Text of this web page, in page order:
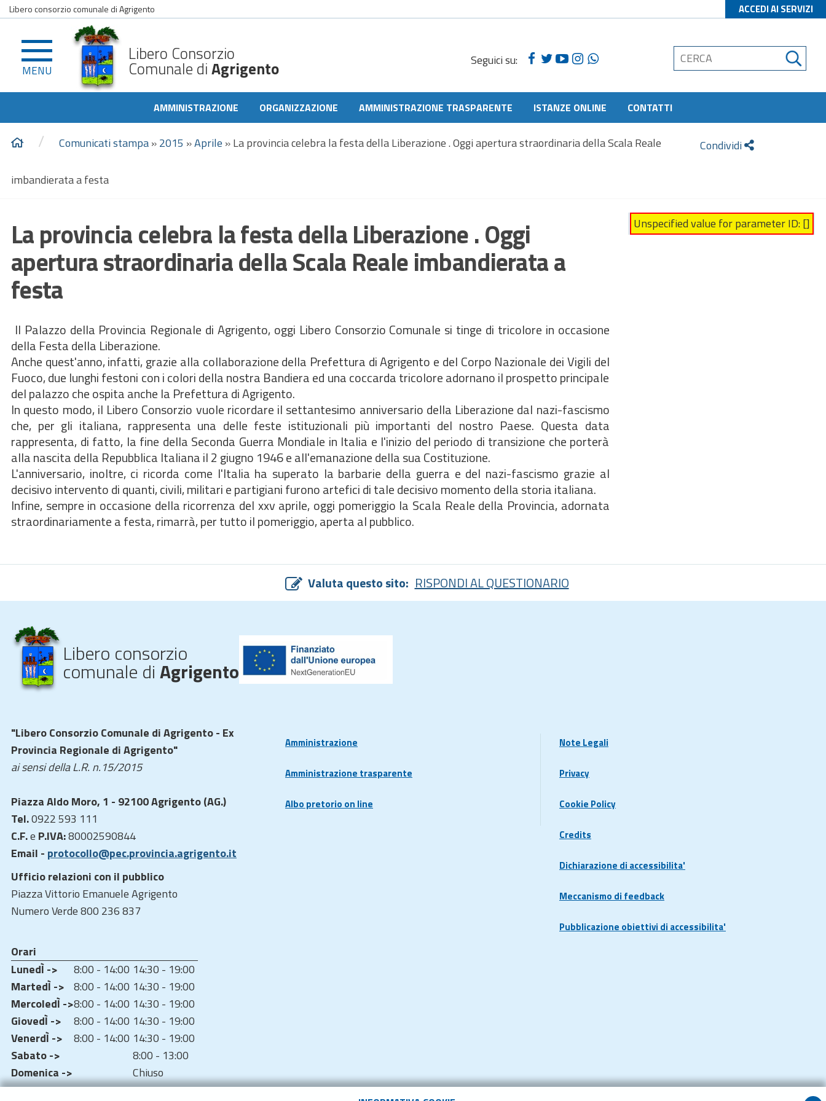
Libero consorzio comunale di Agrigento ACCEDI AI SERVIZI
MENU
Libero Consorzio
Comunale diAgrigento Seguici su:
AMMINISTRAZIONE ORGANIZZAZIONE AMMINISTRAZIONE TRASPARENTE ISTANZE ONLINE CONTATTI
/ Comunicati stampa»2015 »Aprile »La provincia celebra la festa della Liberazione . Oggi apertura straordinaria della Scala Reale
imbandierata a festa
Condividi
La provincia celebra la festa della Liberazione . Oggi
apertura straordinaria della Scala Reale imbandierata a
festa
Il Palazzo della Provincia Regionale di Agrigento, oggi Libero Consorzio Comunale si tinge di tricolore in occasione
della Festa della Liberazione.
Anche quest'anno, infatti, grazie alla collaborazione della Prefettura di Agrigento e del Corpo Nazionale dei Vigili del
Fuoco, due lunghi festoni con i colori della nostra Bandiera ed una coccarda tricolore adornano il prospetto principale
del palazzo che ospita anche la Prefettura di Agrigento.
In questo modo, il Libero Consorzio vuole ricordare il settantesimo anniversario della Liberazione dal nazi-fascismo
che, per gli italiana, rappresenta una delle feste istituzionali più importanti del nostro Paese. Questa data
rappresenta, di fatto, la fine della Seconda Guerra Mondiale in Italia e l'inizio del periodo di transizione che porterà
alla nascita della Repubblica Italiana il 2 giugno 1946 e all'emanazione della sua Costituzione.
L'anniversario, inoltre, ci ricorda come l'Italia ha superato la barbarie della guerra e del nazi-fascismo grazie al
decisivo intervento di quanti, civili, militari e partigiani furono artefici di tale decisivo momento della storia italiana.
Infine, sempre in occasione della ricorrenza del xxv aprile, oggi pomeriggio la Scala Reale della Provincia, adornata
straordinariamente a festa, rimarrà, per tutto il pomeriggio, aperta al pubblico.
Unspecified value for parameter ID: []
Valuta questo sito: RISPONDI AL QUESTIONARIO
Libero consorzio
comunale diAgrigento
"Libero Consorzio Comunale di Agrigento - Ex
Provincia Regionale di Agrigento"
ai sensi della L.R. n.15/2015
Piazza Aldo Moro, 1 - 92100 Agrigento (AG.)
Tel.0922 593 111
C.F.e P.IVA:80002590844
Email - protocollo@pec.provincia.agrigento.it
Ufficio relazioni con il pubblico
Piazza Vittorio Emanuele Agrigento
Numero Verde 800 236 837
Orari
LunedÌ ->
8:00 - 14:00 14:30 - 19:00
MartedÌ -> 8:00 - 14:00 14:30 - 19:00
MercoledÌ ->8:00 - 14:00 14:30 - 19:00
GiovedÌ ->
8:00 - 14:00 14:30 - 19:00
VenerdÌ ->
8:00 - 14:00 14:30 - 19:00
Sabato ->
8:00 - 13:00
Domenica ->
Chiuso
Amministrazione
Amministrazione trasparente
Albo pretorio on line
Note Legali
Privacy
Cookie Policy
Credits
Dichiarazione di accessibilita'
Meccanismo di feedback
Pubblicazione obiettivi di accessibilita'